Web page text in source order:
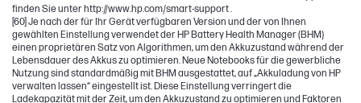
finden Sie unter http://www.hp.com/smart-support .
[60] Je nach der für Ihr Gerät verfügbaren Version und der von Ihnen
gewählten Einstellung verwendet der HP Battery Health Manager (BHM)
einen proprietären Satz von Algorithmen, um den Akkuzustand während der
Lebensdauer des Akkus zu optimieren. Neue Notebooks für die gewerbliche
Nutzung sind standardmäßig mit BHM ausgestattet, auf „Akkuladung von HP
verwalten lassen“ eingestellt ist. Diese Einstellung verringert die
Ladekapazität mit der Zeit, um den Akkuzustand zu optimieren und Faktoren